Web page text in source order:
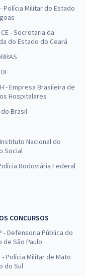
de Laboratório em
20%)
(Pós-edital)
20%)
- Polícia Militar do Estado
CE - Secretaria da
do Estado do Ceará
- Empresa Brasileira de
Hospitalares
Brasil
Nacional do
Social
Rodoviária Federal
CONCURSOS
- Defensoria Pública do
de São Paulo
- Polícia Militar de Mato
do Sul